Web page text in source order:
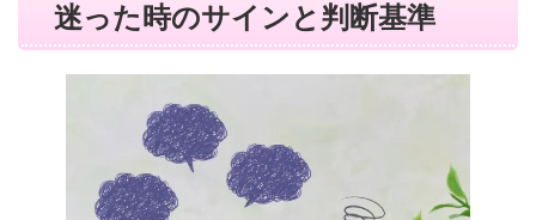
迷った時のサインと判断基準